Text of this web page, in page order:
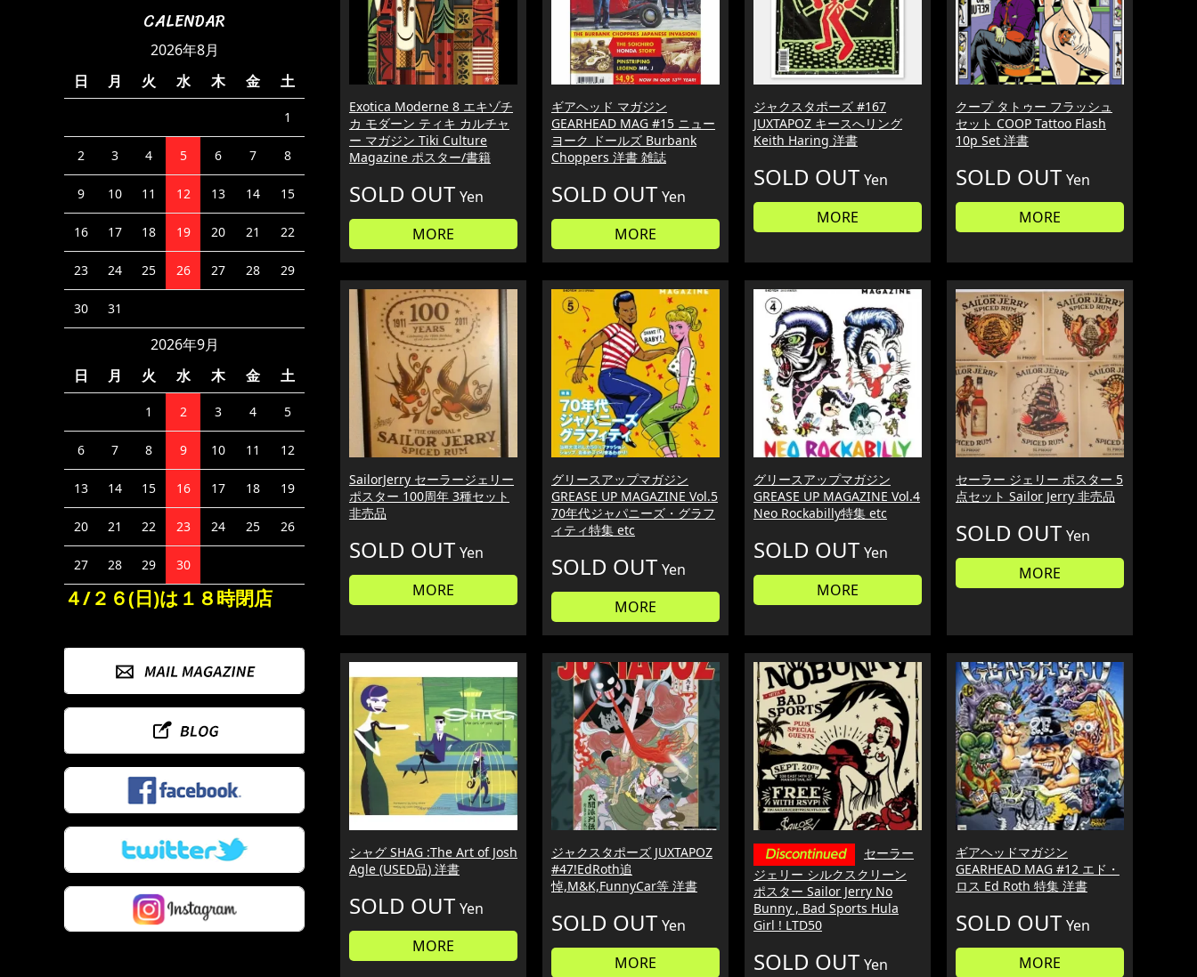
CALENDAR
2026年8月
日
月 火 水 木 金 土
1
2 3 4 5 6 7 8
9 10 11 12 13 14 15
16 17 18 19 20 21 22
23 24 25 26 27 28 29
30 31
2026年9月
日
月 火 水 木 金 土
1 2 3 4 5
6 7 8 9 10 11 12
13 14 15 16 17 18 19
20 21 22 23 24 25 26
27 28 29 30
４/２６(日)は１８時閉店
Exotica Moderne 8 エキゾチ
カ モダーン ティキ カルチャ
ー マガジン Tiki Culture
Magazine ポスター/書籍
SOLD OUT Yen
MORE
ギアヘッド マガジン
GEARHEAD MAG #15 ニュー
ヨーク ドールズ Burbank
Choppers 洋書 雑誌
SOLD OUT Yen
MORE
ジャクスタポーズ #167
JUXTAPOZ キースへリング
Keith Haring 洋書
SOLD OUT Yen
MORE
クープ タトゥー フラッシュ
セット COOP Tattoo Flash
10p Set 洋書
SOLD OUT Yen
MORE
SailorJerry セーラージェリー
ポスター 100周年 3種セット
非売品
SOLD OUT Yen
MORE
グリースアップマガジン
GREASE UP MAGAZINE Vol.5
70年代ジャパニーズ・グラフ
ィティ特集 etc
SOLD OUT Yen
MORE
グリースアップマガジン
GREASE UP MAGAZINE Vol.4
Neo Rockabilly特集 etc
SOLD OUT Yen
MORE
セーラー ジェリー ポスター 5
点セット Sailor Jerry 非売品
SOLD OUT Yen
MORE
シャグ SHAG :The Art of Josh
Agle (USED品) 洋書
SOLD OUT Yen
MORE
ジャクスタポーズ JUXTAPOZ
#47!EdRoth追
悼,M&K,FunnyCar等 洋書
SOLD OUT Yen
MORE
セーラー
ジェリー シルクスクリーン
ポスター Sailor Jerry No
Bunny , Bad Sports Hula
Girl ! LTD50
SOLD OUT Yen
ギアヘッドマガジン
GEARHEAD MAG #12 エド・
ロス Ed Roth 特集 洋書
SOLD OUT Yen
MORE